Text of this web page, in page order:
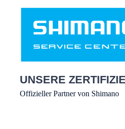
UNSERE
Offizieller Partner von Shimano